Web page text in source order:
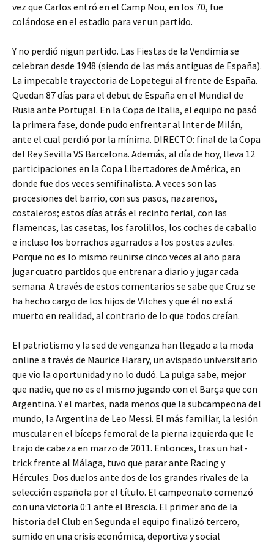
vez que Carlos entró en el Camp Nou, en los 70, fue
colándose en el estadio para ver un partido.
Y no perdió nigun partido. Las Fiestas de la Vendimia se
celebran desde 1948 (siendo de las más antiguas de España).
La impecable trayectoria de Lopetegui al frente de España.
Quedan 87 días para el debut de España en el Mundial de
Rusia ante Portugal. En la Copa de Italia, el equipo no pasó
la primera fase, donde pudo enfrentar al Inter de Milán,
ante el cual perdió por la mínima. DIRECTO: final de la Copa
del Rey Sevilla VS Barcelona. Además, al día de hoy, lleva 12
participaciones en la Copa Libertadores de América, en
donde fue dos veces semifinalista. A veces son las
procesiones del barrio, con sus pasos, nazarenos,
costaleros; estos días atrás el recinto ferial, con las
flamencas, las casetas, los farolillos, los coches de caballo
e incluso los borrachos agarrados a los postes azules.
Porque no es lo mismo reunirse cinco veces al año para
jugar cuatro partidos que entrenar a diario y jugar cada
semana. A través de estos comentarios se sabe que Cruz se
ha hecho cargo de los hijos de Vilches y que él no está
muerto en realidad, al contrario de lo que todos creían.
El patriotismo y la sed de venganza han llegado a la moda
online a través de Maurice Harary, un avispado universitario
que vio la oportunidad y no lo dudó. La pulga sabe, mejor
que nadie, que no es el mismo jugando con el Barça que con
Argentina. Y el martes, nada menos que la subcampeona del
mundo, la Argentina de Leo Messi. El más familiar, la lesión
muscular en el bíceps femoral de la pierna izquierda que le
trajo de cabeza en marzo de 2011. Entonces, tras un hat-
trick frente al Málaga, tuvo que parar ante Racing y
Hércules. Dos duelos ante dos de los grandes rivales de la
selección española por el título. El campeonato comenzó
con una victoria 0:1 ante el Brescia. El primer año de la
historia del Club en Segunda el equipo finalizó tercero,
sumido en una crisis económica, deportiva y social